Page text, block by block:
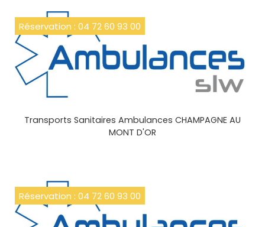
Réservation : 04 72 60 93 00
Transports Sanitaires Ambulances CHAMPAGNE AU
MONT D'OR
Réservation : 04 72 60 93 00